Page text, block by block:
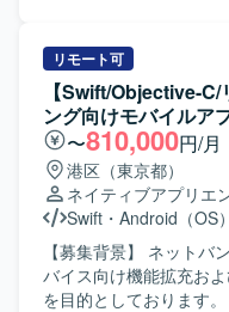
や機能改修、品質向上
ます。 【求める人物像】 モバイルアプリのユーザー体験向
上に関心を持ち、デザ
的に開発を進めていただけ
ョンの魅力】 大規模な
開発に携わることで、
ォーム開発やデザイン
ができます。 【開発環境】 Flutterを用いたスマートフォン
アプリ開発環境となり
リモート可
【Swift/Objective-
ング向けモバイルア
〜810,000円/月
港区（東京都）
ネイティブアプリエ
Swift ・ Android（OS）
【募集背景】 ネットバ
バイス向け機能拡充お
を目的としております。 【作業内容】 ネットバンキング各